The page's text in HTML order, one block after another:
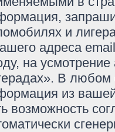
и
адреса
на
В любом
из
возможность